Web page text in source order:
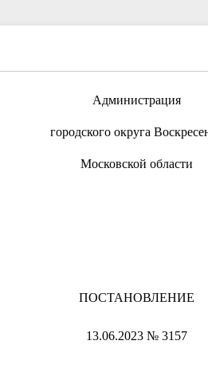
Администрация
городского округа
Московской области
ПОСТАНОВЛЕНИЕ
13.06.2023 № 3157